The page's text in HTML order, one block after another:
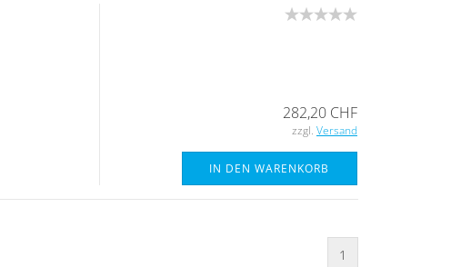
282,20 CHF
zzgl. Versand
IN DEN WARENKORB
1